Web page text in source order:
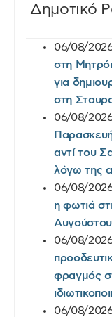
Δημοτικό
06/08/
στη
για
στη
06/08/
αντί του
λόγω της
06/08/
η φωτιά
06/08/
φραγμός
06/08/